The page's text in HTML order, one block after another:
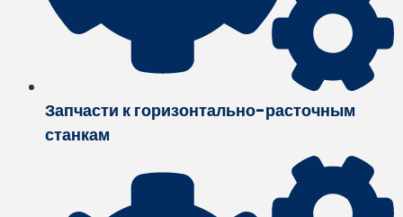
Запчасти к горизонтально-расточным
станкам